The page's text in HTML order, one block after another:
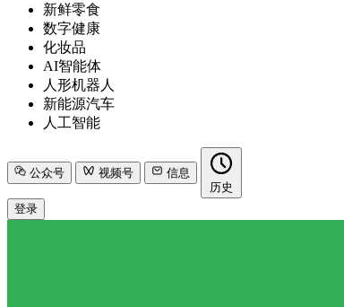
新鲜零食
数字健康
化妆品
AI智能体
人形机器人
新能源汽车
人工智能
公众号 视频号
信息
历史
登录